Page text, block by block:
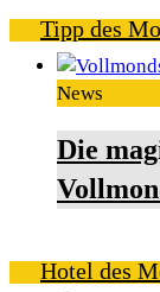
Tipp des
News
Die
Hotel des